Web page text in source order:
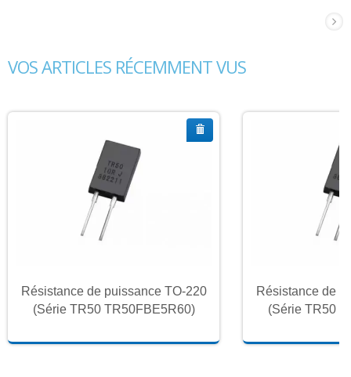
VOS ARTICLES RÉCEMMENT VUS
Résistance de puissance TO-220
(Série TR50 TR50FBE5R60)
Résistance de
(Série TR50